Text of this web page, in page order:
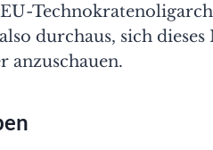
durchaus, sich
anzuschauen.